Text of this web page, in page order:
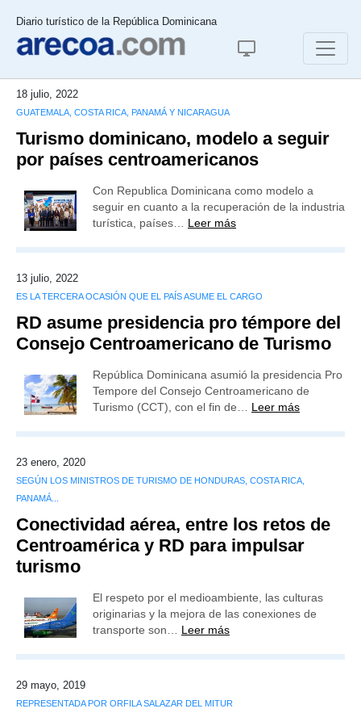
Diario turístico de la República Dominicana
18 julio, 2022
GUATEMALA, COSTA RICA, PANAMÁ Y NICARAGUA
Turismo dominicano, modelo a seguir
por países centroamericanos
Con Republica Dominicana como modelo a
seguir en cuanto a la recuperación de la industria
turística, países… Leer más
13 julio, 2022
ES LA TERCERA OCASIÓN QUE EL PAÍS ASUME EL CARGO
RD asume presidencia pro témpore del
Consejo Centroamericano de Turismo
República Dominicana asumió la presidencia Pro
Tempore del Consejo Centroamericano de
Turismo (CCT), con el fin de… Leer más
23 enero, 2020
SEGÚN LOS MINISTROS DE TURISMO DE HONDURAS, COSTA RICA,
PANAMÁ...
Conectividad aérea, entre los retos de
Centroamérica y RD para impulsar
turismo
El respeto por el medioambiente, las culturas
originarias y la mejora de las conexiones de
transporte son… Leer más
29 mayo, 2019
REPRESENTADA POR ORFILA SALAZAR DEL MITUR